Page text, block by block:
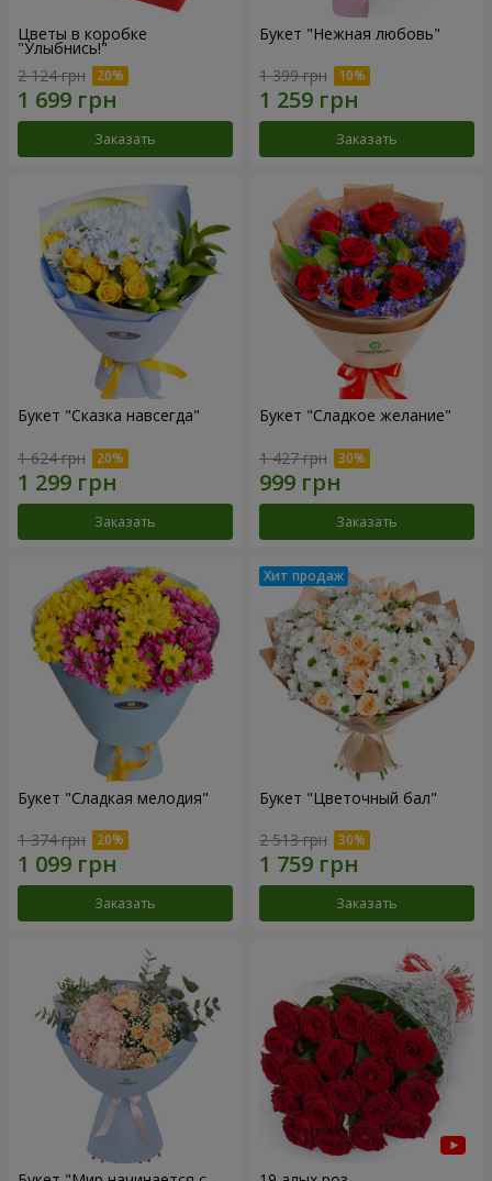
Цветы в коробке
"Улыбнись!"
2 124 грн
Заказать
Букет "Нежная любовь"
1 399 грн
Заказать
Букет "Сказка навсегда"
1 624 грн
Заказать
Букет "Сладкое желание"
1 427 грн
Заказать
Букет "Сладкая мелодия"
1 374 грн
Заказать
Букет "Цветочный бал"
2 513 грн
Заказать